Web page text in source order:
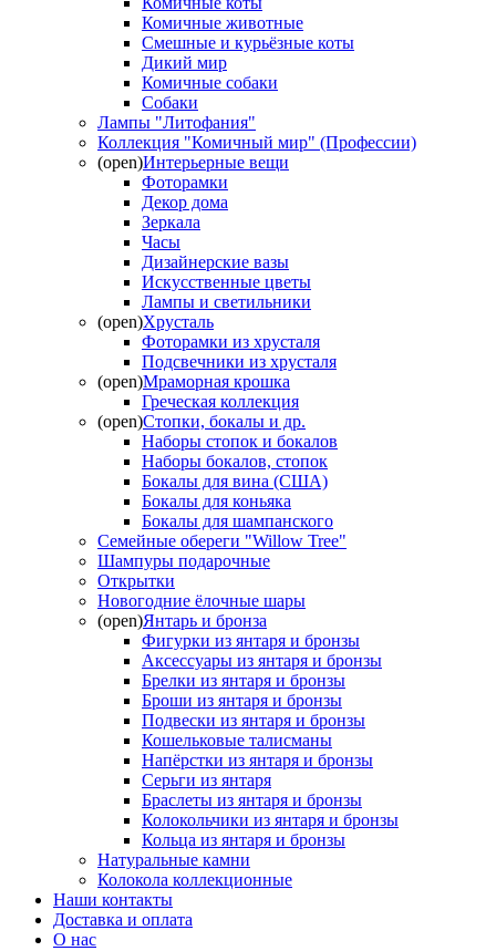
Комичные животные
Смешные и курьёзные коты
Дикий мир
Комичные собаки
Собаки
Лампы "Литофания"
Коллекция "Комичный мир" (Профессии)
(open)Интерьерные вещи
Фоторамки
Декор дома
Зеркала
Часы
Дизайнерские вазы
Искусственные цветы
Лампы и светильники
(open)Хрусталь
Фоторамки из хрусталя
Подсвечники из хрусталя
(open)Мраморная крошка
Греческая коллекция
(open)Стопки, бокалы и др.
Наборы стопок и бокалов
Наборы бокалов, стопок
Бокалы для вина (США)
Бокалы для коньяка
Бокалы для шампанского
Семейные обереги "Willow Tree"
Шампуры подарочные
Открытки
Новогодние ёлочные шары
(open)Янтарь и бронза
Фигурки из янтаря и бронзы
Аксессуары из янтаря и бронзы
Брелки из янтаря и бронзы
Броши из янтаря и бронзы
Подвески из янтаря и бронзы
Кошельковые талисманы
Напёрстки из янтаря и бронзы
Серьги из янтаря
Браслеты из янтаря и бронзы
Колокольчики из янтаря и бронзы
Кольца из янтаря и бронзы
Натуральные камни
Колокола коллекционные
Наши контакты
Доставка и оплата
О нас